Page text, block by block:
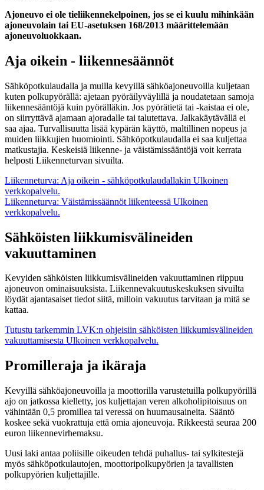
Ajoneuvo ei ole tieliikennekelpoinen, jos se ei kuulu mihinkään
ajoneuvolain tai EU-asetuksen 168/2013 määrittelemään
ajoneuvoluokkaan.
Aja oikein - liikennesäännöt
Sähköpotkulaudalla ja muilla kevyillä sähköajoneuvoilla kuljetaan
kuten polkupyörällä: ajetaan pyöräilyväylillä ja noudatetaan samoja
liikennesääntöjä kuin pyörälläkin. Jos pyörätietä tai -kaistaa ei ole,
on siirryttävä ajamaan ajoradalle tai talutettava. Jalkakäytävällä ei
saa ajaa. Turvallisuutta lisää kypärän käyttö, maltillinen nopeus ja
muiden liikkujien huomiointi. Sähköpotkulaudalla ei saa kuljettaa
matkustajia. Keskeisiä liikenne- ja väistämissääntöjä voit kerrata
helposti Liikenneturvan sivuilta.
Liikenneturva: Aja oikein - sähköpotkulaudallakin Ulkoinen
verkkopalvelu.
Liikenneturva: Väistämissäännöt liikenteessä Ulkoinen
verkkopalvelu.
Sähköisten liikkumisvälineiden
vakuuttaminen
Kevyiden sähköisten liikkumisvälineiden vakuuttaminen riippuu
ajoneuvon ominaisuuksista. Liikennevakuutuskeskuksen sivuilta
löydät ajantasaiset tiedot siitä, milloin vakuutus tarvitaan ja mitä se
kattaa.
Tutustu tarkemmin LVK:n ohjeisiin sähköisten liikkumisvälineiden
vakuuttamisesta Ulkoinen verkkopalvelu.
Promilleraja ja ikäraja
Kevyillä sähköajoneuvoilla ja moottorilla varustetuilla polkupyörillä
ajo on jatkossa kielletty, jos kuljettajan veren alkoholipitoisuus on
vähintään 0,5 promillea tai veressä on huumausaineita. Sääntö
koskee sekä vuokrattuja että omia ajoneuvoja. Rikkeestä seuraa 200
euron liikennevirhemaksu.
Uusi laki antaa poliisille oikeuden tehdä puhallus- tai sylkitestejä
myös sähköpotkulautojen, moottoripolkupyörien ja tavallisten
polkupyörien kuljettajille.